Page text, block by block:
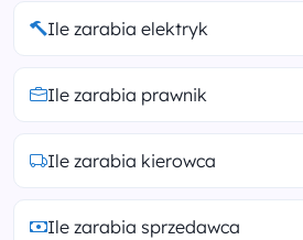
Ile zarabia elektryk
Ile zarabia prawnik
Ile zarabia kierowca
Ile zarabia sprzedawca